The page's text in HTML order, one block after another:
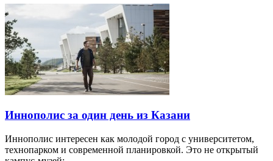
Иннополис за один день из Казани
Иннополис интересен как молодой город с университетом,
технопарком и современной планировкой. Это не открытый